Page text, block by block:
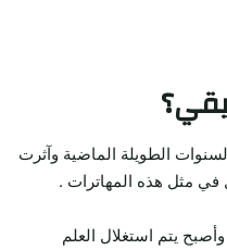
الطويلة الماضية وآثرت
مثل هذه المهاترات .
يتم استغلال العلم